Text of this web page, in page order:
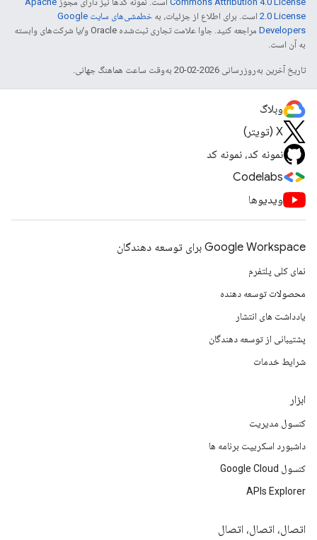
2.0 License است. برای اطلاع از جزئیات، به
خطمشی‌های سایت Google
Developers‏
مراجعه کنید. جاوا علامت تجاری ثبت‌شده Oracle و/یا شرکت‌های وابسته
به آن است.
تاریخ آخرین به‌روزرسانی 2026-02-20 به‌وقت ساعت هماهنگ جهانی.
وبلاگ
X (تویتر)
نمونه کد، نمونه کد
Codelabs
ویدیوها
Google Workspace برای توسعه دهندگان
نمای کلی پلتفرم
محصولات توسعه دهنده
یادداشت های انتشار
پشتیبانی از توسعه دهندگان
شرایط خدمات
ابزار
کنسول مدیریت
داشبورد اسکریپت برنامه ها
کنسول Google Cloud
APIs Explorer
اتصال، اتصال، اتصال